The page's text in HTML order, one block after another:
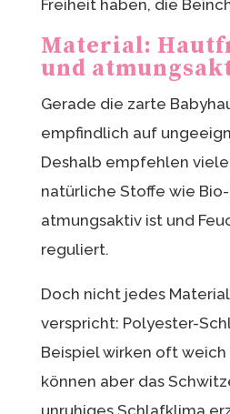
Freiheit haben, die
Material:
und
Gerade die zarte
empfindlich auf
Deshalb empfehlen
natürliche Stoffe wie
atmungsaktiv ist und
reguliert.
Doch nicht jedes
verspricht: Polyester-
Beispiel wirken oft weich
können aber das
unruhiges Schlafklima